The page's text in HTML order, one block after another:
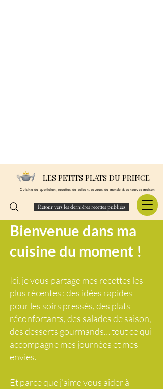
LES PETITS PLATS DU PRINCE
Cuisine du quotidien, recettes de saison, saveurs du monde & conserves maison
Retour vers les dernières recettes publiées
Bienvenue dans ma
cuisine du moment !
Ici, je vous partage mes recettes les
plus récentes : des idées rapides
pour les soirs pressés, des plats
réconfortants, des salades de saison,
des desserts gourmands… tout ce qui
accompagne mes journées et mes
envies.
Et parce que j’aime vous aider à